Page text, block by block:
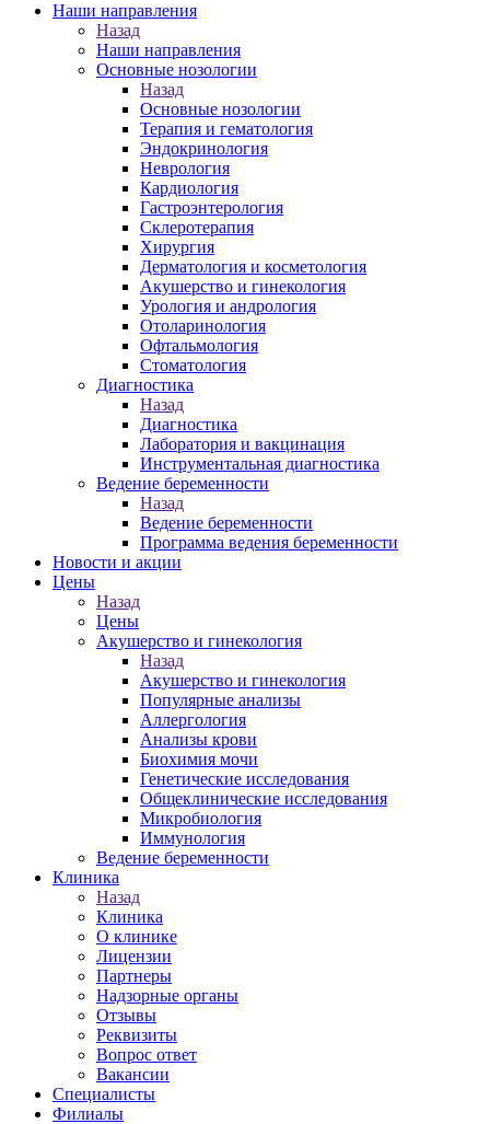
Наши направления
Назад
Наши направления
Основные нозологии
Назад
Основные нозологии
Терапия и гематология
Эндокринология
Неврология
Кардиология
Гастроэнтерология
Склеротерапия
Хирургия
Дерматология и косметология
Акушерство и гинекология
Урология и андрология
Отоларинология
Офтальмология
Стоматология
Диагностика
Назад
Диагностика
Лаборатория и вакцинация
Инструментальная диагностика
Ведение беременности
Назад
Ведение беременности
Программа ведения беременности
Новости и акции
Цены
Назад
Цены
Акушерство и гинекология
Назад
Акушерство и гинекология
Популярные анализы
Аллергология
Анализы крови
Биохимия мочи
Генетические исследования
Общеклинические исследования
Микробиология
Иммунология
Ведение беременности
Клиника
Назад
Клиника
О клинике
Лицензии
Партнеры
Надзорные органы
Отзывы
Реквизиты
Вопрос ответ
Вакансии
Специалисты
Филиалы